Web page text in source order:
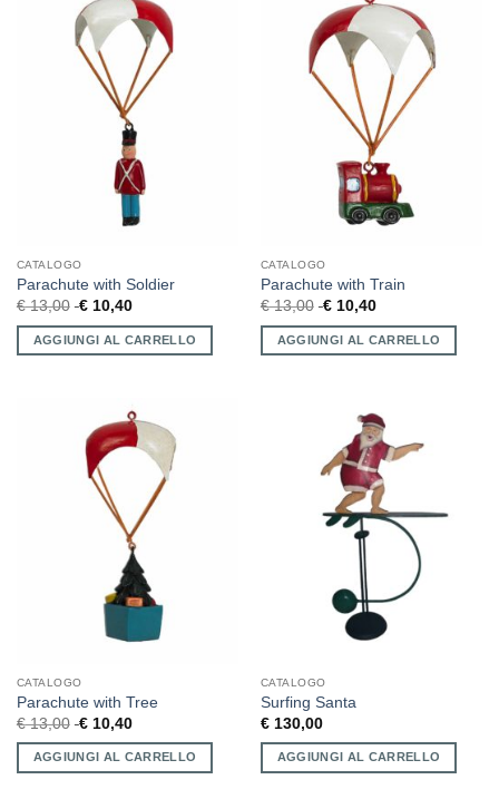
CATALOGO
Parachute with Soldier
€13,00 €10,40
AGGIUNGI AL CARRELLO
CATALOGO
Parachute with Train
€13,00 €10,40
AGGIUNGI AL CARRELLO
CATALOGO
Parachute with Tree
€13,00 €10,40
AGGIUNGI AL CARRELLO
CATALOGO
Surfing Santa
€130,00
AGGIUNGI AL CARRELLO